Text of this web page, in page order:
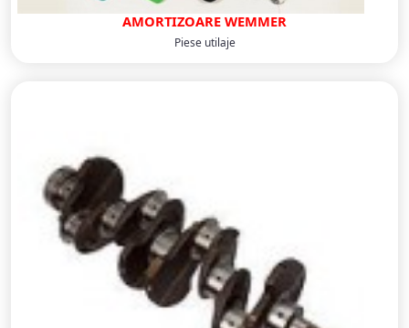
AMORTIZOARE WEMMER
Piese utilaje